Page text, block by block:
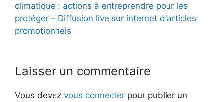
climatique : actions à entreprendre pour les
protéger – Diffusion live sur internet d'articles
promotionnels
Laisser un commentaire
Vous devez vous connecter pour publier un